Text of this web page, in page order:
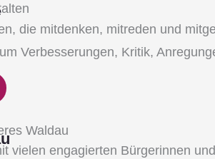
die mitdenken, mitreden und
Verbesserungen, Kritik,
Waldau
vielen engagierten Bürgerinnen